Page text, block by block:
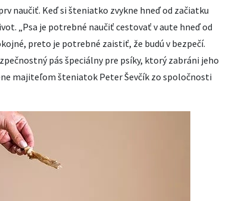
naučiť. Keď si šteniatko zvykne hneď od začiatku
„Psa je potrebné naučiť cestovať v aute hneď od
preto je potrebné zaistiť, že budú v bezpečí.
pás špeciálny pre psíky, ktorý zabráni jeho
majiteľom šteniatok Peter Ševčík zo spoločnosti